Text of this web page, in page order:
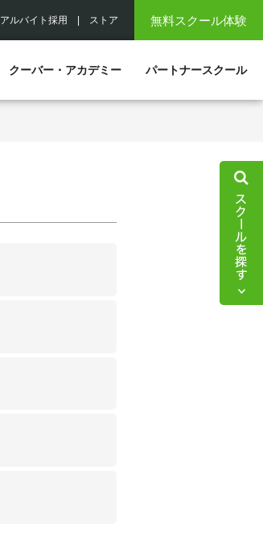
無料スクール体験
アルバイト採用 ストア
クーバー・アカデミー パートナースクール